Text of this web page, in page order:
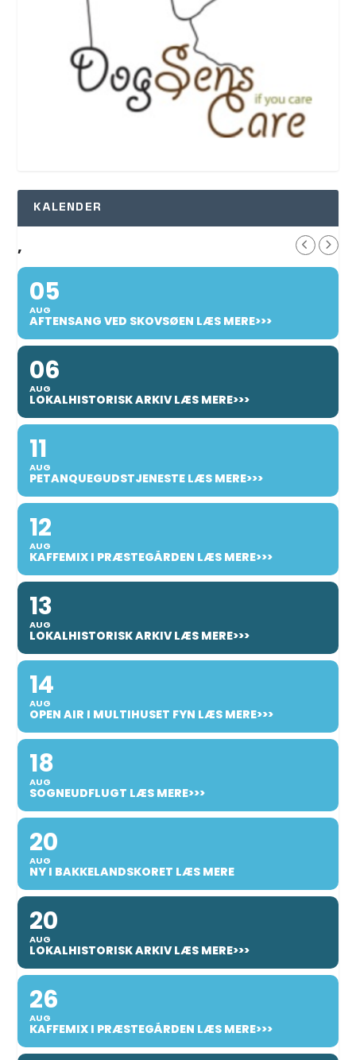
KALENDER
,
05
AUG
AFTENSANG VED SKOVSØEN LÆS MERE>>>
06
AUG
LOKALHISTORISK ARKIV LÆS MERE>>>
11
AUG
PETANQUEGUDSTJENESTE LÆS MERE>>>
12
AUG
KAFFEMIX I PRÆSTEGÅRDEN LÆS MERE>>>
13
AUG
LOKALHISTORISK ARKIV LÆS MERE>>>
14
AUG
OPEN AIR I MULTIHUSET FYN LÆS MERE>>>
18
AUG
SOGNEUDFLUGT LÆS MERE>>>
20
AUG
NY I BAKKELANDSKORET LÆS MERE
20
AUG
LOKALHISTORISK ARKIV LÆS MERE>>>
26
AUG
KAFFEMIX I PRÆSTEGÅRDEN LÆS MERE>>>